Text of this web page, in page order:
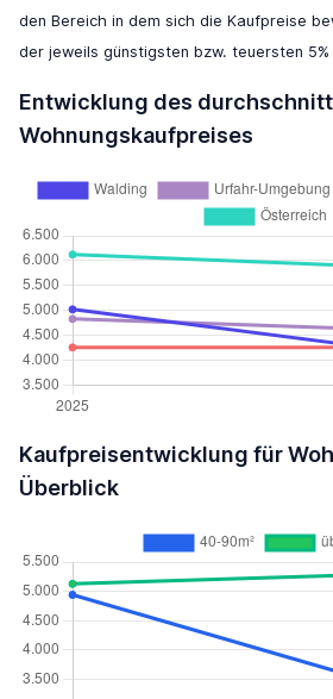
den Bereich in dem sich die Kaufpreise
der jeweils günstigsten bzw. teuersten
Entwicklung des
Wohnungskaufpreises
Kaufpreisentwicklung für
Überblick